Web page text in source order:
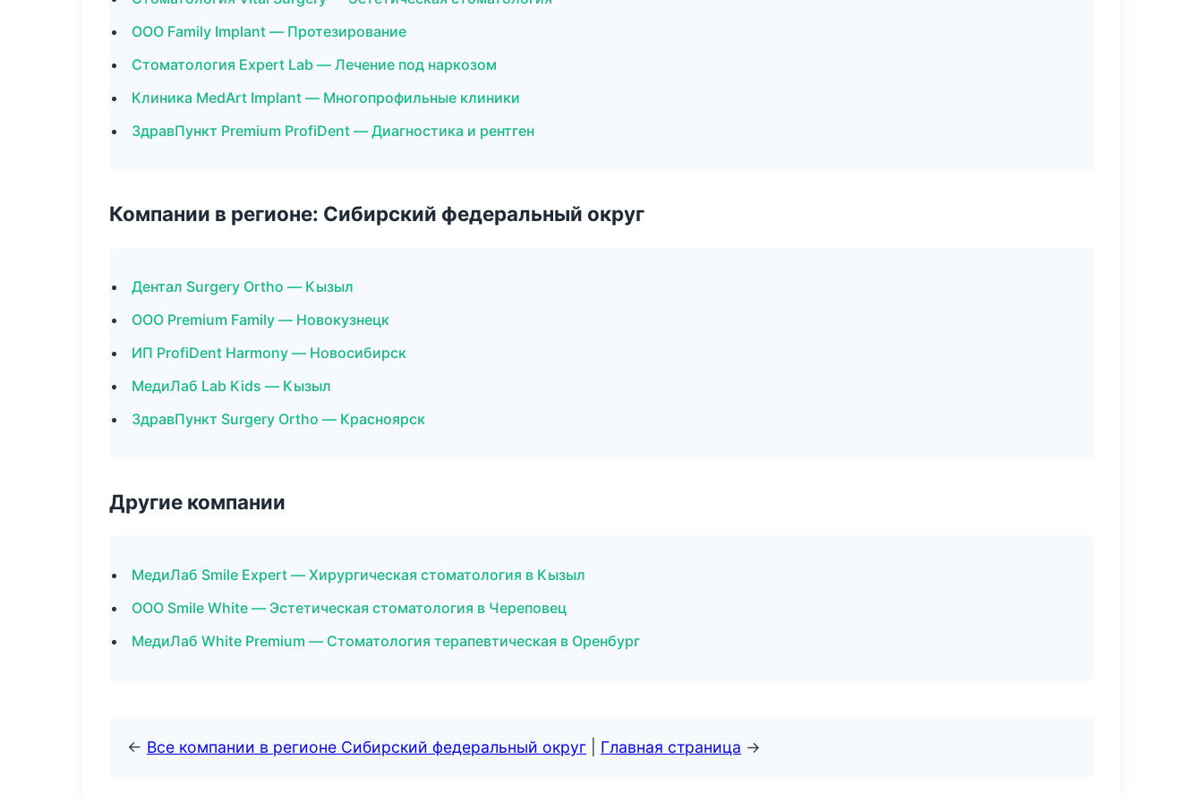
ООО Family Implant — Протезирование
Стоматология Expert Lab — Лечение под наркозом
Клиника MedArt Implant — Многопрофильные клиники
ЗдравПункт Premium ProfiDent — Диагностика и рентген
Компании в регионе: Сибирский федеральный округ
Дентал Surgery Ortho — Кызыл
ООО Premium Family — Новокузнецк
ИП ProfiDent Harmony — Новосибирск
МедиЛаб Lab Kids — Кызыл
ЗдравПункт Surgery Ortho — Красноярск
Другие компании
МедиЛаб Smile Expert — Хирургическая стоматология в Кызыл
ООО Smile White — Эстетическая стоматология в Череповец
МедиЛаб White Premium — Стоматология терапевтическая в Оренбург
← Все компании в регионе Сибирский федеральный округ Главная страница →